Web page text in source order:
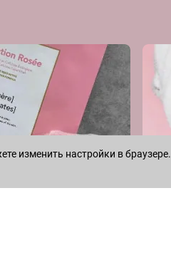
изменить настройки в браузере.